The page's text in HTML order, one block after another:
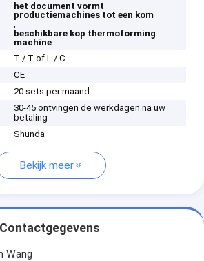
het document vormt
productiemachines tot een kom
,
beschikbare kop thermoforming
machine
T / T of L / C
CE
20 sets per maand
30-45 ontvingen de werkdagen na uw
betaling
Shunda
Bekijk meer
Contactgegevens
Wang